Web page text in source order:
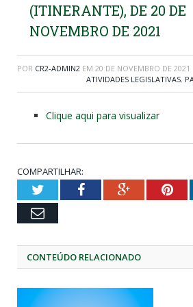
(ITINERANTE), DE 20 DE
NOVEMBRO DE 2021
POR CR2-ADMIN2 EM 20 DE NOVEMBRO DE 2021
ATIVIDADES LEGISLATIVAS,
Clique aqui para visualizar
COMPARTILHAR:
TwitterFacebookGoogle+
Email
CONTEÚDO RELACIONADO